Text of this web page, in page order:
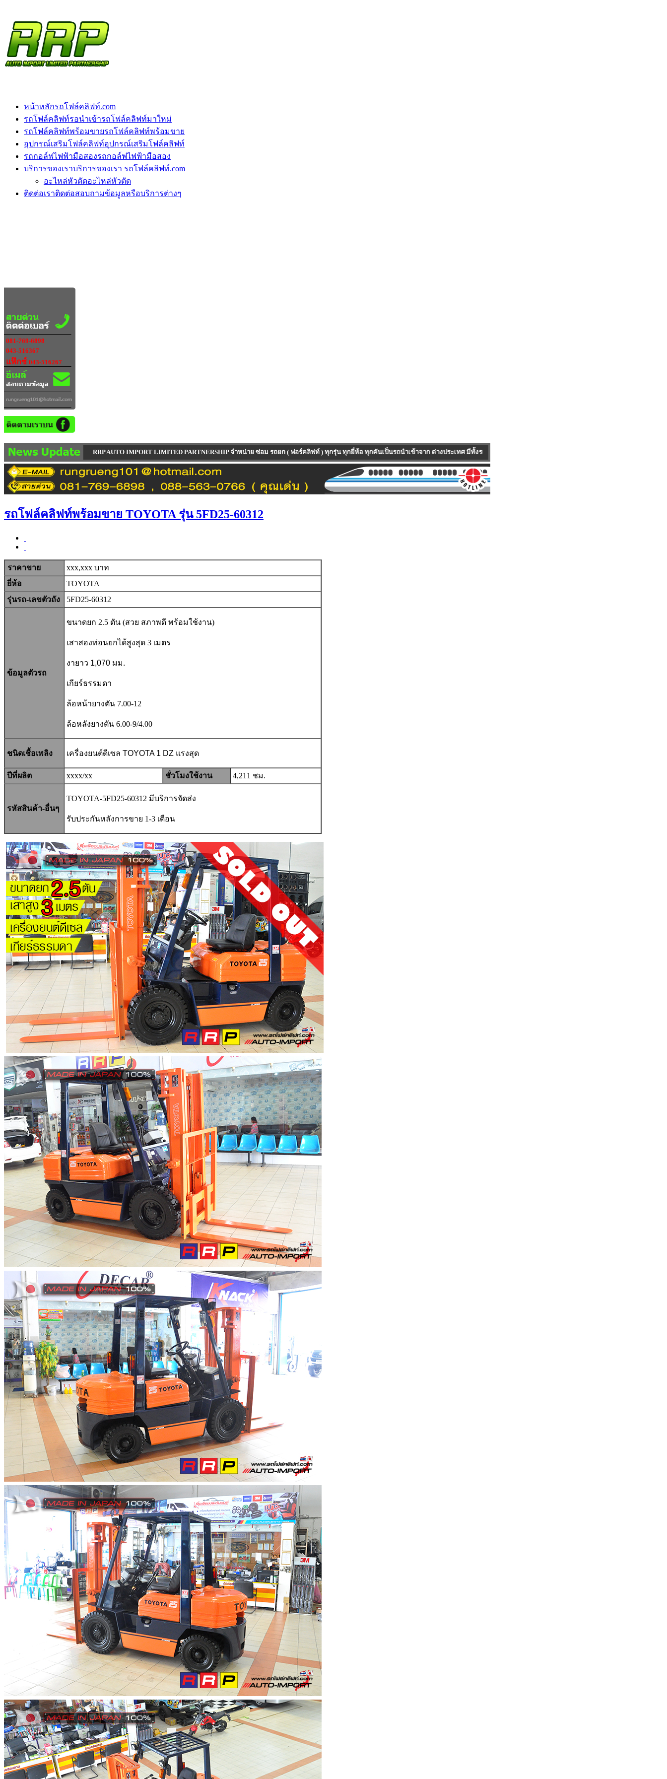
หน้าหลักรถโฟล์คลิฟท์.com
รถโฟล์คลิฟท์รอนำเข้ารถโฟล์คลิฟท์มาใหม่
รถโฟล์คลิฟท์พร้อมขายรถโฟล์คลิฟท์พร้อมขาย
อุปกรณ์เสริมโฟล์คลิฟท์อุปกรณ์เสริมโฟล์คลิฟท์
รถกอล์ฟไฟฟ้ามือสองรถกอล์ฟไฟฟ้ามือสอง
บริการของเราบริการของเรา รถโฟล์คลิฟท์.com
อะไหล่หัวตัดอะไหล่หัวตัด
ติดต่อเราติดต่อสอบถามข้อมูลหรือบริการต่างๆ
081-769-6898
043-516367
แฟ๊กซ์ 043-516267
RRP AUTO IMPORT LIMITED PARTNERSHIP จำหน่าย ซ่อม รถยก ( ฟอร์คลิฟท์ ) ทุกรุ่น ทุกยี่ห้อ ทุกคันเป็นรถนำเข้าจาก ต่างประเทศ มีทั้งรถใหม่100 % และ รถUSED ให้บริการตรวจเช็คซ่อมบำรุงรถยกทั้งรถข
รถโฟล์คลิฟท์พร้อมขาย TOYOTA รุ่น 5FD25-60312
ราคาขาย
xxx,xxx บาท
ยี่ห้อ
TOYOTA
รุ่นรถ-เลขตัวถัง
5FD25-60312
ข้อมูลตัวรถ
ขนาดยก 2.5 ตัน (สวย สภาพดี พร้อมใช้งาน)
เสาสองท่อนยกได้สูงสุด 3 เมตร
งายาว 1,070 มม.
เกียร์ธรรมดา
ล้อหน้ายางตัน 7.00-12
ล้อหลังยางตัน 6.00-9/4.00
ชนิดเชื้อเพลิง เครื่องยนต์ดีเซล TOYOTA 1 DZ แรงสุด
ปีที่ผลิต xxxx/xx ชั่วโมงใช้งาน 4,211 ชม.
รหัสสินค้า-อื่นๆ
TOYOTA-5FD25-60312 มีบริการจัดส่ง
รับประกันหลังการขาย 1-3 เดือน